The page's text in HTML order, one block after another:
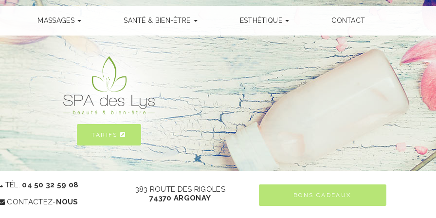
MASSAGES SANTÉ & BIEN-ÊTRE ESTHÉTIQUE CONTACT
TARIFS
TÉL. 04 50 32 59 08
CONTACTEZ-NOUS
383 ROUTE DES RIGOLES
74370 ARGONAY​
BONS CADEAUX